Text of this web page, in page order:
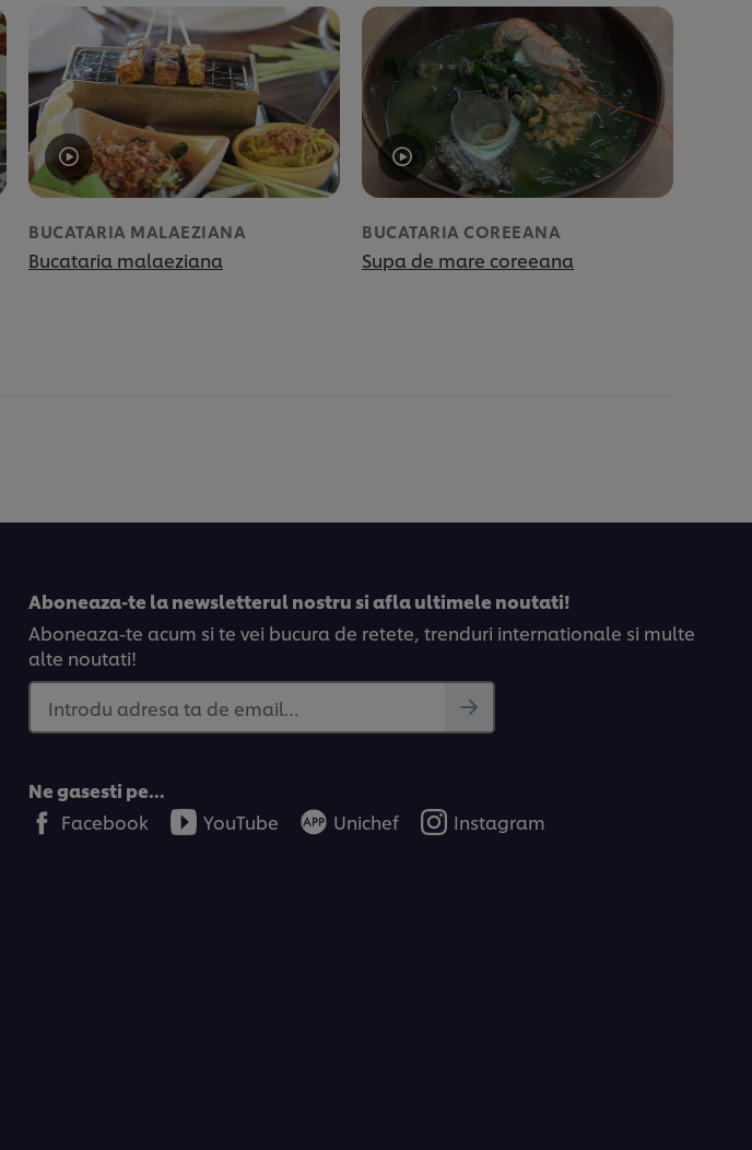
BUCATARIA MALAEZIANA
Bucataria malaeziana
BUCATARIA COREEANA
Supa de mare coreeana
Aboneaza-te la newsletterul nostru si afla ultimele noutati!
Aboneaza-te acum si te vei bucura de retete, trenduri internationale si multe
alte noutati!
Introdu adresa ta de email…
Ne gasesti pe...
Facebook
YouTube Unichef Instagram